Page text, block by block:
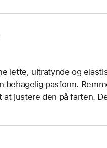
lette, ultratynde og
behagelig pasform.
at justere den på farten.